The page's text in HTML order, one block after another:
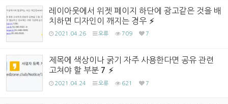
레이아웃에서 위젯 페이지 하단에 광고같은 것을 배
치하면 디자인이 깨지는 경우
2021.04.26 오류 709 7
제목에 색상이나 굵기 자주 사용한다면 공유 관련
고쳐야 할 부분 7
2021.04.24 오류 621 7